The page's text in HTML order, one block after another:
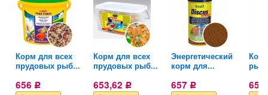
Корм для всех
прудовых рыб...
656 Р
Корм для всех
прудовых рыб...
653,62 Р
Энергетический
корм для...
657 Р